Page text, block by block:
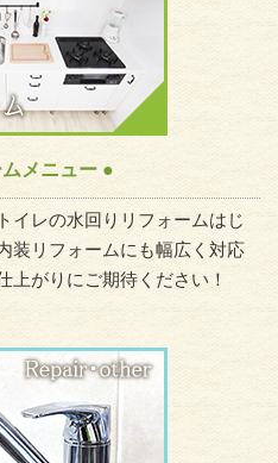
メニュー ●
イレの水回りリフォームはじ
装リフォームにも幅広く対応
上がりにご期待ください！